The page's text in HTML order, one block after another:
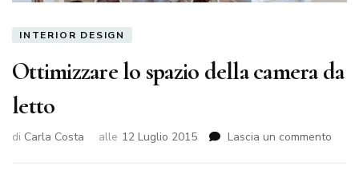
INTERIOR DESIGN
Ottimizzare lo spazio della camera da
letto
di Carla Costa alle 12 Luglio 2015 Lascia un commento